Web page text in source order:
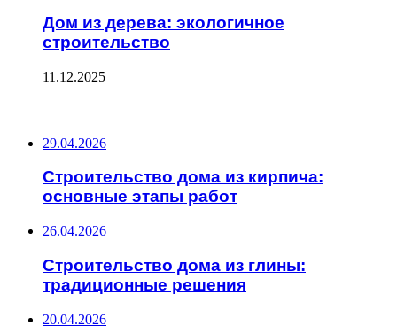
Дом из дерева: экологичное
строительство
11.12.2025
29.04.2026
Строительство дома из кирпича:
основные этапы работ
26.04.2026
Строительство дома из глины:
традиционные решения
20.04.2026